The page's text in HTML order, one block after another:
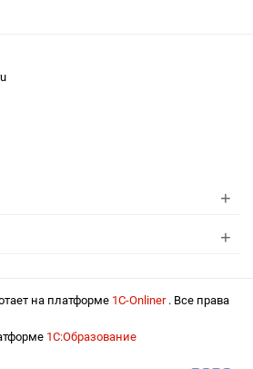
+
+
на платформе 1С-Onliner . Все права
1С:Образование